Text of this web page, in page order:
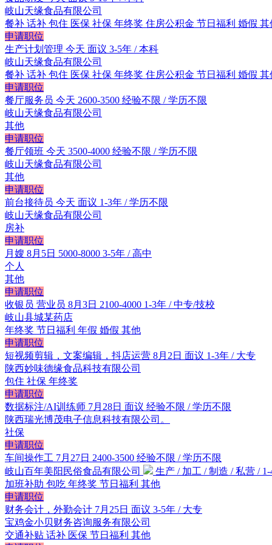
岐山天缘食品有限公司
餐补 话补 包住 医保 社保 年终奖 住房公积金 节日福利 婚假 其
申请职位
生产计划管理 今天 面议 3-5年 / 本科
岐山天缘食品有限公司
餐补 话补 包住 医保 社保 年终奖 住房公积金 节日福利 婚假 其
申请职位
餐厅服务员 今天 2600-3500 经验不限 / 学历不限
岐山天缘食品有限公司
其他
申请职位
餐厅领班 今天 3500-4000 经验不限 / 学历不限
岐山天缘食品有限公司
其他
申请职位
前台接待员 今天 面议 1-3年 / 学历不限
岐山天缘食品有限公司
房补
申请职位
月嫂 8月5日 5000-8000 3-5年 / 高中
个人
其他
申请职位
收银员 营业员 8月3日 2100-4000 1-3年 / 中专/技校
岐山县城某药店
年终奖 节日福利 年假 婚假 其他
申请职位
短视频剪辑，文案编辑，抖店运营 8月2日 面议 1-3年 / 大专
陕西妙味德缘食品科技有限公司
包住 社保 年终奖
申请职位
数据标注/AI训练师 7月28日 面议 经验不限 / 学历不限
陕西瑞光博茂电子信息科技有限公司。
社保
申请职位
车间操作工 7月27日 2400-3500 经验不限 / 学历不限
岐山百年美阳民俗食品有限公司
生产 / 加工 / 制造 / 私营 / 1-
加班补助 包吃 年终奖 节日福利 其他
申请职位
财务会计，外勤会计 7月25日 面议 3-5年 / 大专
宝鸡金小贝财务咨询服务有限公司
交通补贴 话补 医保 节日福利 其他